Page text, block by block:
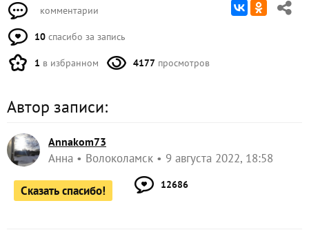
комментарии
10 спасибо за запись
1 в избранном 4177 просмотров
Автор записи:
Annakom73
Анна Волоколамск 9 августа 2022, 18:58
Сказать спасибо! 12686